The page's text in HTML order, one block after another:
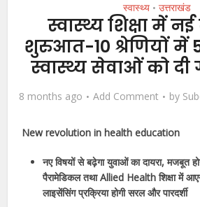
स्वास्थ्य • उत्तराखंड
स्वास्थ्य शिक्षा में नई
शुरुआत-10 श्रेणियों में
स्वास्थ्य सेवाओं को दी
8 months ago Add Comment by
New revolution in health education
नए विषयों से बढ़ेगा युवाओं का दायरा, मजबूत
पैरामेडिकल तथा Allied Health शिक्षा में
लाइसेंसिंग प्रक्रिया होगी सरल और पारदर्शी